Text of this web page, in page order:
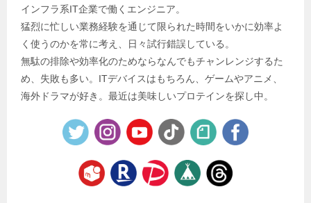
インフラ系IT企業で働くエンジニア。
猛烈に忙しい業務経験を通じて限られた時間をいかに効率よ
く使うのかを常に考え、日々試行錯誤している。
無駄の排除や効率化のためならなんでもチャンレンジするた
め、失敗も多い。ITデバイスはもちろん、ゲームやアニメ、
海外ドラマが好き。最近は美味しいプロテインを探し中。